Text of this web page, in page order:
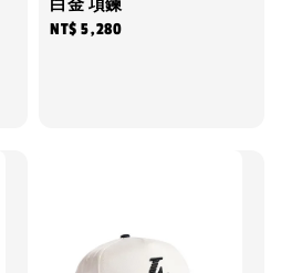
白金 項鍊
Regular
NT$ 5,280